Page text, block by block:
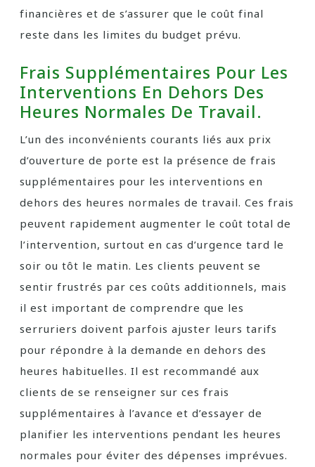
financières et de s’assurer que le coût final
reste dans les limites du budget prévu.
Frais Supplémentaires Pour Les
Interventions En Dehors Des
Heures Normales De Travail.
L’un des inconvénients courants liés aux prix
d’ouverture de porte est la présence de frais
supplémentaires pour les interventions en
dehors des heures normales de travail. Ces frais
peuvent rapidement augmenter le coût total de
l’intervention, surtout en cas d’urgence tard le
soir ou tôt le matin. Les clients peuvent se
sentir frustrés par ces coûts additionnels, mais
il est important de comprendre que les
serruriers doivent parfois ajuster leurs tarifs
pour répondre à la demande en dehors des
heures habituelles. Il est recommandé aux
clients de se renseigner sur ces frais
supplémentaires à l’avance et d’essayer de
planifier les interventions pendant les heures
normales pour éviter des dépenses imprévues.